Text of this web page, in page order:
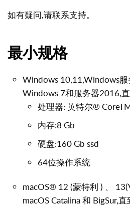
如有疑问,请联系支持。
最小规格
Windows 10,11,Windows
Windows 7和服务器2016,
处理器: 英特尔®
内存:8 Gb
硬盘:160 Gb ssd
64位操作系统
macOS® 12 (蒙特利 ) 、
macOS Catalina 和 BigSur,